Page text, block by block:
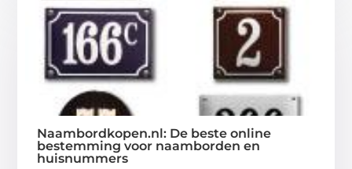
Naambordkopen.nl: De beste online
bestemming voor naamborden en
huisnummers